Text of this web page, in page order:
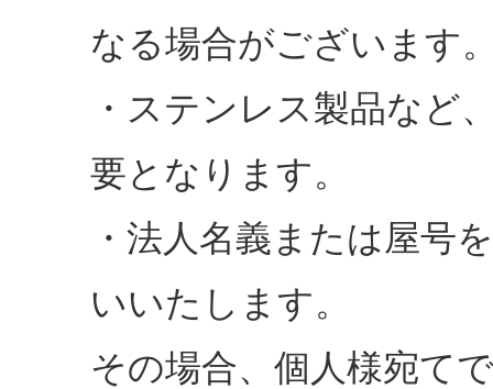
なる場合がございます
・ステンレス製品など
要となります。
・法人名義または屋号
いいたします。
その場合、個人様宛て